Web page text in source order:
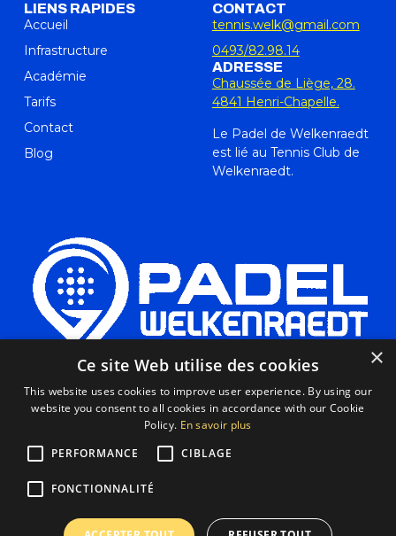
Le Padel de Welkenraedt vous attend pour des parties
de padel. Profitez de nos 3 terrains couverts de haute
qualité. Nous sommes situés à Welkenraedt, proche de
l'autoroute E42 (Liège/Eupen).
LIENS RAPIDES
Accueil
Infrastructure
Académie
Tarifs
Contact
Blog
CONTACT
tennis.welk@gmail.com
0493/82.98.14
ADRESSE
Chaussée de Liège, 28.
4841 Henri-Chapelle.
Le Padel de Welkenraedt
est lié au Tennis Club de
Welkenraedt.
×
Ce site Web utilise des cookies
This website uses cookies to improve user experience. By using our
website you consent to all cookies in accordance with our Cookie
Policy. En savoir plus
PERFORMANCE
CIBLAGE
FONCTIONNALITÉ